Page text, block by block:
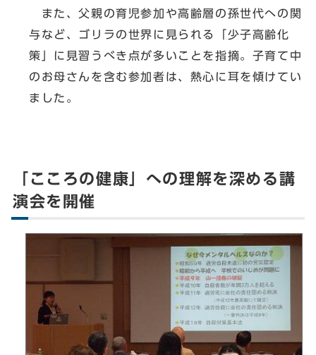
また、父親の育児参加や高齢層の孫世代への関
与など、ゴリラの世界に見られる「少子高齢化
策」に見習うべき点が多いことを指摘。子育て中
のお母さんを含む参加者は、熱心に耳を傾けてい
ました。
「こころの健康」への理解を深める講
演会を開催